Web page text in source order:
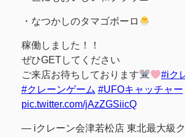
・なつかしのタマゴボーロ
稼働しました！！
ぜひGETしてください
ご来店お待ちしております
#iク
#クレーンゲーム #UFOキャッチャー
pic.twitter.com/jAzZGSiicQ
— iクレーン会津若松店 東北最大級